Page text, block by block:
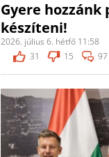
Gyere hozzánk
készíteni!
2026. július 6. hétfő 11:58
31
15 97